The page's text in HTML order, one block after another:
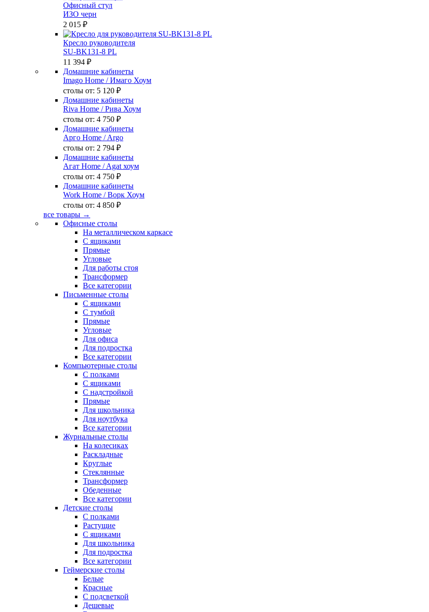
Офисный стул
ИЗО черн
2 015 ₽
Кресло руководителя
SU-BK131-8 PL
11 394 ₽
Домашние кабинеты
Imago Home / Имаго Хоум
столы от: 5 120 ₽
Домашние кабинеты
Riva Home / Рива Хоум
столы от: 4 750 ₽
Домашние кабинеты
Арго Home / Argo
столы от: 2 794 ₽
Домашние кабинеты
Агат Home / Agat хоум
столы от: 4 750 ₽
Домашние кабинеты
Work Home / Ворк Хоум
столы от: 4 850 ₽
все товары →
Офисные столы
На металлическом каркасе
С ящиками
Прямые
Угловые
Для работы стоя
Трансформер
Все категории
Письменные столы
С ящиками
С тумбой
Прямые
Угловые
Для офиса
Для подростка
Все категории
Компьютерные столы
С полками
С ящиками
С надстройкой
Прямые
Для школьника
Для ноутбука
Все категории
Журнальные столы
На колесиках
Раскладные
Круглые
Стеклянные
Трансформер
Обеденные
Все категории
Детские столы
С полками
Растущие
С ящиками
Для школьника
Для подростка
Все категории
Геймерские столы
Белые
Красные
С подсветкой
Дешевые